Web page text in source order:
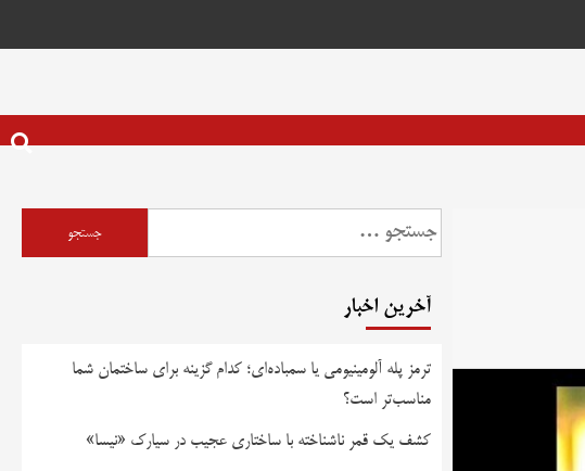
آخرین اخبار
ترمز پله آلومینیومی یا سمباده‌ای؛ کدام گزینه برای ساختمان شما
مناسب‌تر است؟
کشف یک قمر ناشناخته با ساختاری عجیب در سیارک «نیسا»